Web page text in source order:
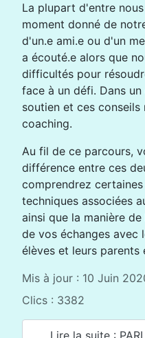
La plupart d'entre
moment donné de
d'un.e ami.e ou d'un
a écouté.e alors que
difficultés pour
face à un défi. Dans
soutien et ces
coaching.
Au fil de ce parcours,
différence entre ces
comprendrez
techniques associées
ainsi que la manière
de vos échanges avec
élèves et leurs parents
Mis à jour : 10 Juin
Clics : 3382
Lire la suite :